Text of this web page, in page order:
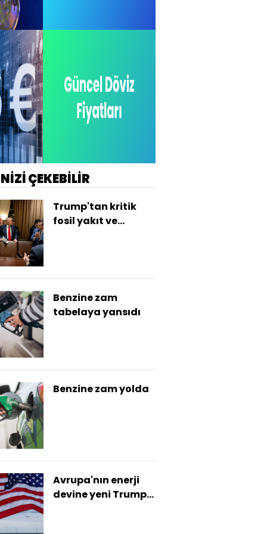
ÇEKEBİLİR
Trump'tan kritik
fosil yakıt ve
Benzine zam
tabelaya yansıdı
Benzine zam yolda
Avrupa'nın enerji
devine yeni Trump